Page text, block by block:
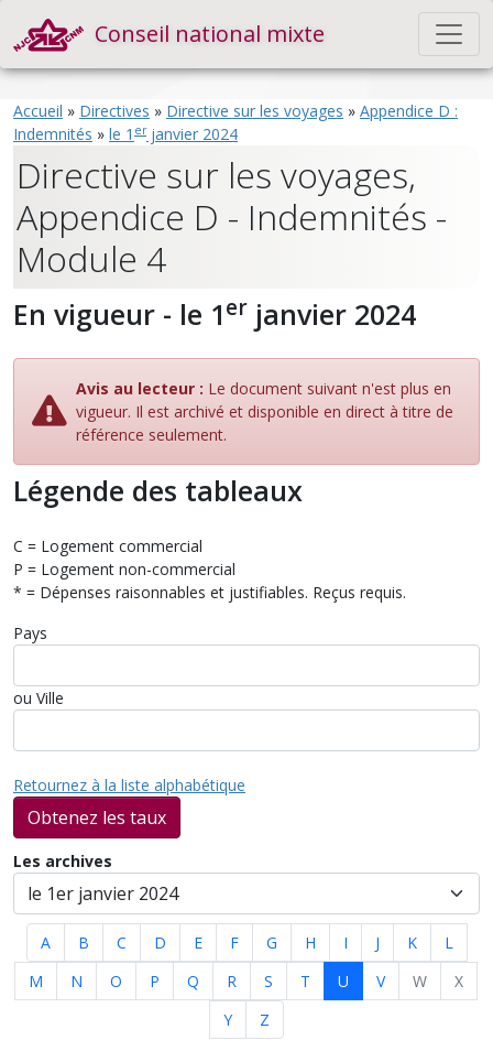
Conseil national mixte
Accueil » Directives » Directive sur les voyages » Appendice D :
Indemnités » le 1 erjanvier 2024
Directive sur les voyages,
Appendice D - Indemnités -
Module 4
En vigueur - le 1er janvier 2024
Avis au lecteur : Le document suivant n'est plus en
vigueur. Il est archivé et disponible en direct à titre de
référence seulement.
Légende des tableaux
C = Logement commercial
P = Logement non-commercial
* = Dépenses raisonnables et justifiables. Reçus requis.
Pays
ou Ville
Retournez à la liste alphabétique
Obtenez les taux
Les archives
A B C D E F G H I J K
L
M
N O P Q R S T U V W
X
Y
Z